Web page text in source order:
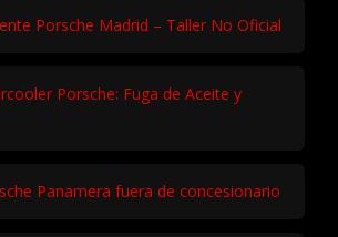
Porsche Madrid – Taller No Oficial
Porsche: Fuga de Aceite y
Panamera fuera de concesionario